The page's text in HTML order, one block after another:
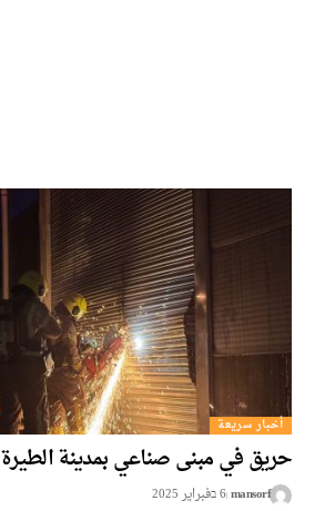
أخبار سريعة
حريق في مبنى صناعي بمدينة الطيرة
mansorf 6 בفبراير 2025